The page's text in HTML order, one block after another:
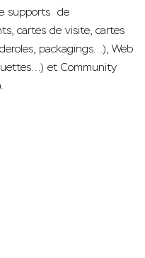
supports de
cartes de visite, cartes
packagings...), Web
et Community